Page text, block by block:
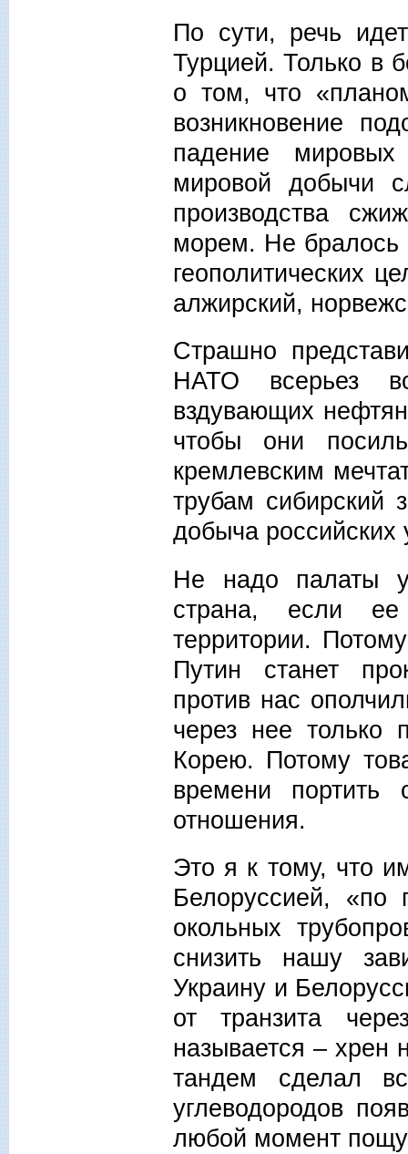
По сути, речь
Турцией. Только в
о том, что
возникновение
падение мировых
мировой добычи
производства
морем. Не бралось
геополитических
алжирский,
Страшно
НАТО всерьез
вздувающих
чтобы они
кремлевским
трубам сибирский
добыча российских
Не надо палаты
страна, если
территории.
Путин станет
против нас
через нее только
Корею. Потому
времени портить
отношения.
Это я к тому, что
Белоруссией, «по
окольных
снизить нашу
Украину и
от транзита
называется – хрен
тандем сделал
углеводородов
любой момент